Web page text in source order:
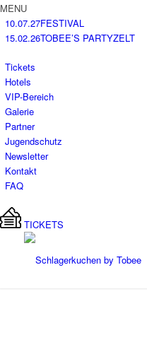
MENU
10.07.27FESTIVAL
15.02.26TOBEE’S PARTYZELT
Tickets
Hotels
VIP-Bereich
Galerie
Partner
Jugendschutz
Newsletter
Kontakt
FAQ
TICKETS